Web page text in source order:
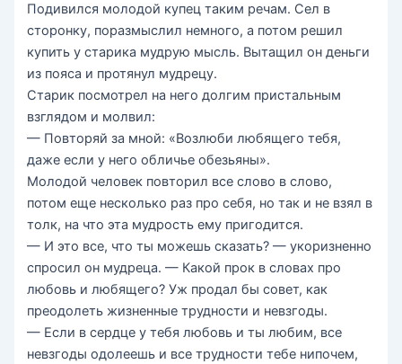
Подивился молодой купец таким речам. Сел в
сторонку, поразмыслил немного, а потом решил
купить у старика мудрую мысль. Вытащил он деньги
из пояса и протянул мудрецу.
Старик посмотрел на него долгим пристальным
взглядом и молвил:
— Повторяй за мной: «Возлюби любящего тебя,
даже если у него обличье обезьяны».
Молодой человек повторил все слово в слово,
потом еще несколько раз про себя, но так и не взял в
толк, на что эта мудрость ему пригодится.
— И это все, что ты можешь сказать? — укоризненно
спросил он мудреца. — Какой прок в словах про
любовь и любящего? Уж продал бы совет, как
преодолеть жизненные трудности и невзгоды.
— Если в сердце у тебя любовь и ты любим, все
невзгоды одолеешь и все трудности тебе нипочем,